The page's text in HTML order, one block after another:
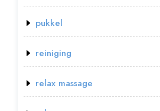
pukkel
reiniging
relax massage